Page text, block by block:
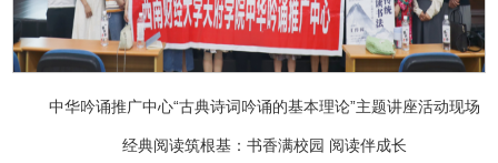
中华吟诵推广中心“古典诗词吟诵的基本理论”主题讲座活动现场
经典阅读筑根基：书香满校园 阅读伴成长